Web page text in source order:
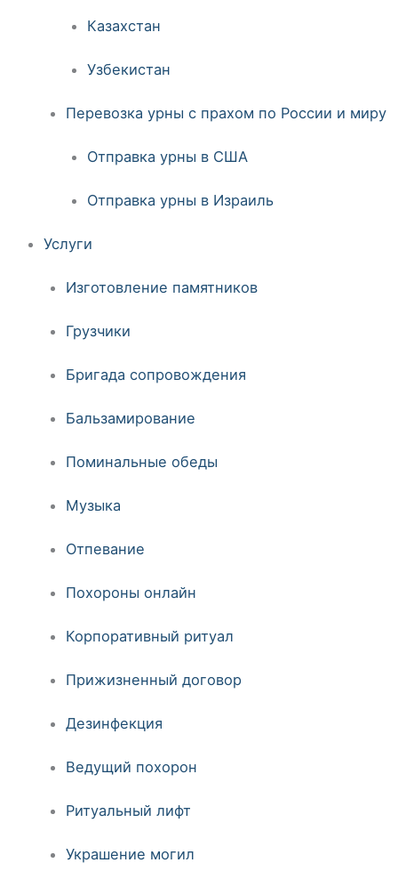
Казахстан
Узбекистан
Перевозка урны с прахом по России и миру
Отправка урны в США
Отправка урны в Израиль
Услуги
Изготовление памятников
Грузчики
Бригада сопровождения
Бальзамирование
Поминальные обеды
Музыка
Отпевание
Похороны онлайн
Корпоративный ритуал
Прижизненный договор
Дезинфекция
Ведущий похорон
Ритуальный лифт
Украшение могил